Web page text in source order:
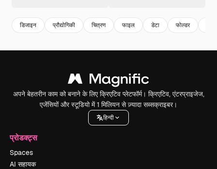
डिजाइन प्रौद्योगिकी चित्रण फाइल डेटा फोल्डर
अपने बेहतरीन काम को बनाने के लिए क्रिएटिव प्लेटफॉर्म। क्रिएटिव, एंटरप्राइजेज,
एजेंसियों और स्टूडियो में 1 मिलियन से ज़्यादा सब्सक्राइबर।
हिन्दी
प्रोडक्ट्स
Spaces
AI सहायक